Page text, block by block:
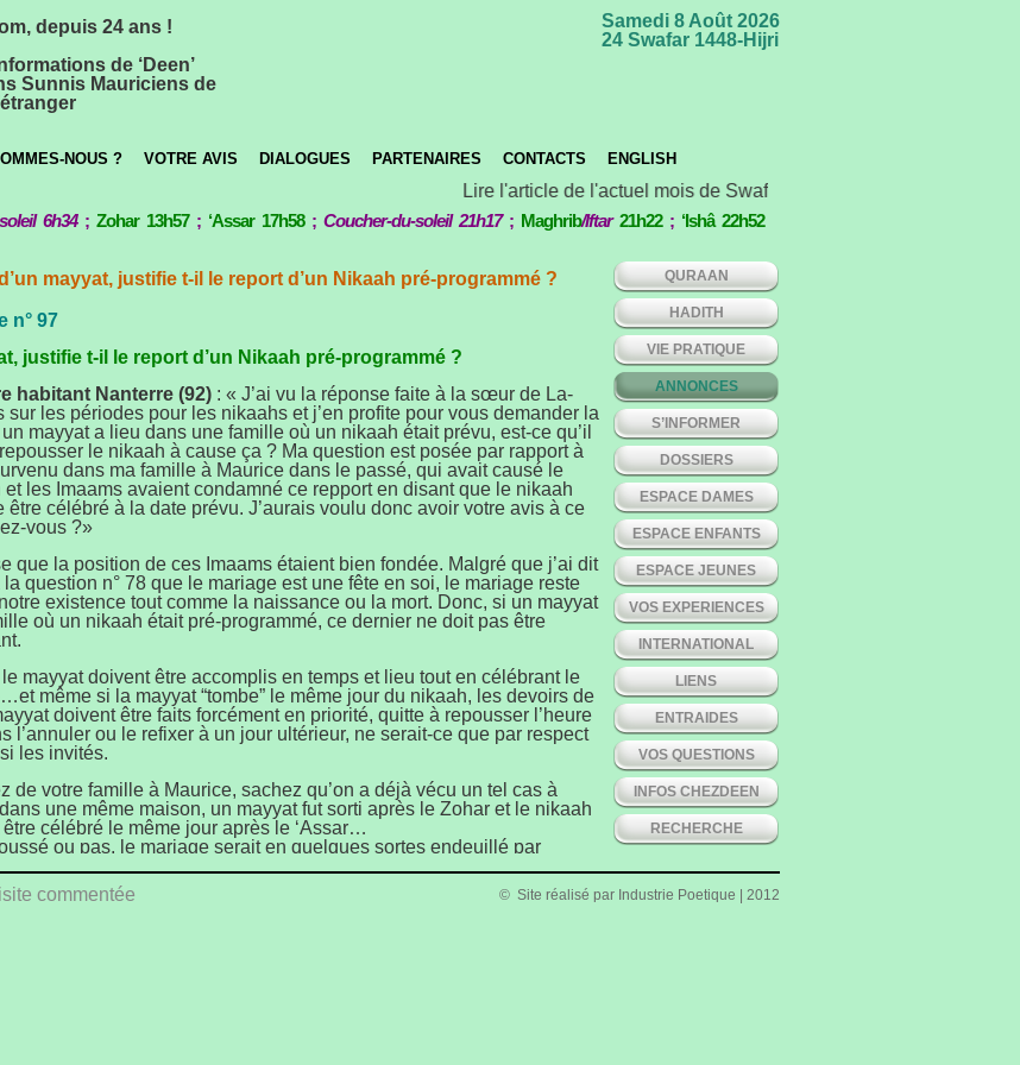
depuis 24 ans !
de ‘Deen’
Sunnis Mauriciens de
Samedi 8 Août 2026
24 Swafar 1448-Hijri
NOUS ? VOTRE AVIS DIALOGUES PARTENAIRES CONTACTS ENGLISH
Lire l'article de l'actuel mois de Swafar *** Concours international
6h34; Zohar 13h57;‘Assar 17h58; Coucher-du-soleil 21h17; Maghrib/Iftar 21h22; ‘Ishâ 22h52
mayyat, justifie t-il le report d’un Nikaah pré-programmé ?
n° 97
justifie t-il le report d’un Nikaah pré-programmé ?
habitant Nanterre (92) : « J’ai vu la réponse faite à la sœur de La-
sur les périodes pour les nikaahs et j’en profite pour vous demander la
mayyat a lieu dans une famille où un nikaah était prévu, est-ce qu’il
le nikaah à cause ça ? Ma question est posée par rapport à
dans ma famille à Maurice dans le passé, qui avait causé le
et les Imaams avaient condamné ce repport en disant que le nikaah
être célébré à la date prévu. J’aurais voulu donc avoir votre avis à ce
vous ?»
que la position de ces Imaams étaient bien fondée. Malgré que j’ai dit
question n° 78 que le mariage est une fête en soi, le mariage reste
existence tout comme la naissance ou la mort. Donc, si un mayyat
où un nikaah était pré-programmé, ce dernier ne doit pas être
mayyat doivent être accomplis en temps et lieu tout en célébrant le
même si la mayyat “tombe” le même jour du nikaah, les devoirs de
doivent être faits forcément en priorité, quitte à repousser l’heure
l’annuler ou le refixer à un jour ultérieur, ne serait-ce que par respect
les invités.
de votre famille à Maurice, sachez qu’on a déjà vécu un tel cas à
une même maison, un mayyat fut sorti après le Zohar et le nikaah
célébré le même jour après le ‘Assar…
ou pas, le mariage serait en quelques sortes endeuillé par
quitte à faire le Walîmah (repas de noces) et/ou la réception à une
QURAAN
HADITH
VIE PRATIQUE
ANNONCES
S’INFORMER
DOSSIERS
ESPACE DAMES
ESPACE ENFANTS
ESPACE JEUNES
VOS EXPERIENCES
INTERNATIONAL
LIENS
ENTRAIDES
VOS QUESTIONS
INFOS CHEZDEEN
RECHERCHE
commentée © Site réalisé par Industrie Poetique | 2012